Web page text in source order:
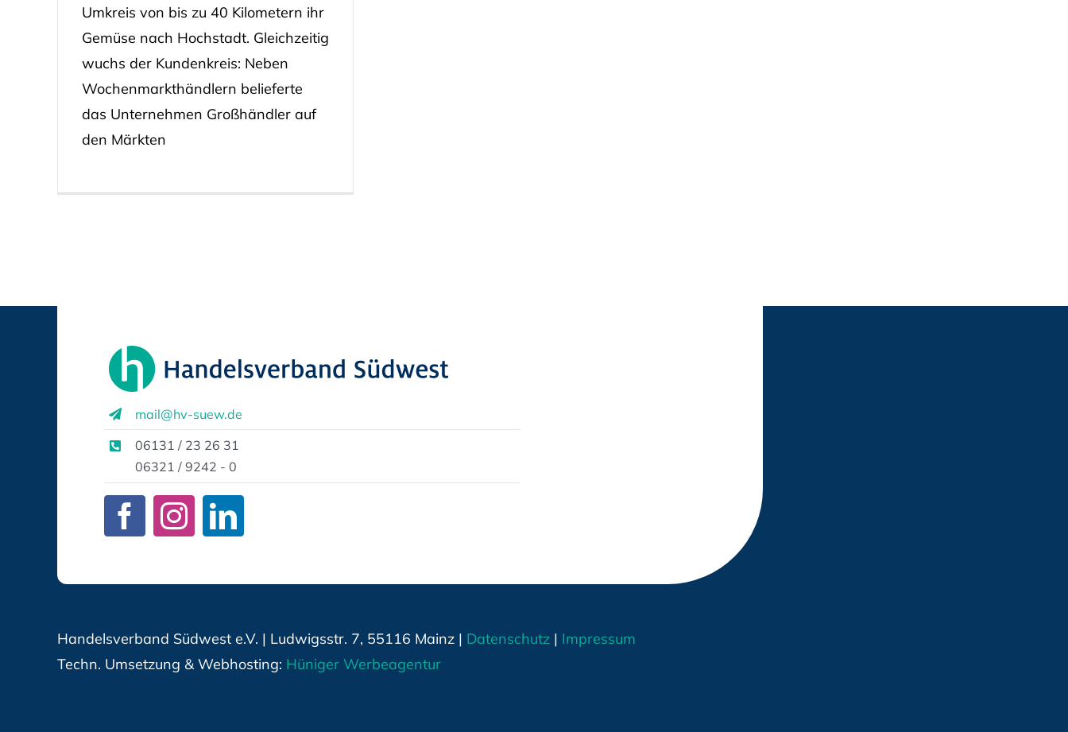
Umkreis von bis zu 40 Kilometern ihr
Gemüse nach Hochstadt. Gleichzeitig
wuchs der Kundenkreis: Neben
Wochenmarkthändlern belieferte
das Unternehmen Großhändler auf
den Märkten
mail@hv-suew.de
06131 / 23 26 31
06321 / 9242 - 0
Handelsverband Südwest e.V. | Ludwigsstr. 7, 55116 Mainz | Datenschutz| Impressum
Techn. Umsetzung & Webhosting: Hüniger Werbeagentur